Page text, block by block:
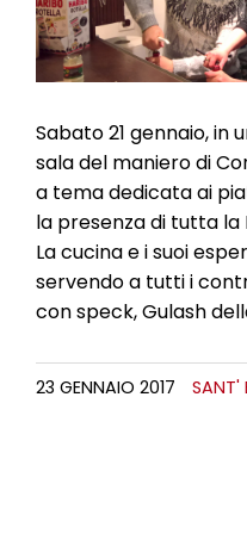
Sabato 21 gennaio, in
sala del maniero di
a tema dedicata ai
la presenza di tutta la
La cucina e i suoi
servendo a tutti i
con speck, Gulash
23 GENNAIO 2017 SANT'